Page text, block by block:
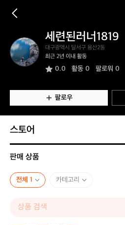
세
련
된
1
1
9
세련된러너1819
대구광역시 달서구 용산2동
최근 2년 이내 활동
0.0 활동 0 팔로워 0
팔로우
스토어
판매 상품
전체 1 카테고리